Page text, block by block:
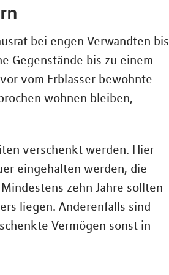
bei engen Verwandten bis
Gegenstände bis zu einem
vom Erblasser bewohnte
wohnen bleiben,
verschenkt werden. Hier
eingehalten werden, die
zehn Jahre sollten
liegen. Anderenfalls sind
Vermögen sonst in